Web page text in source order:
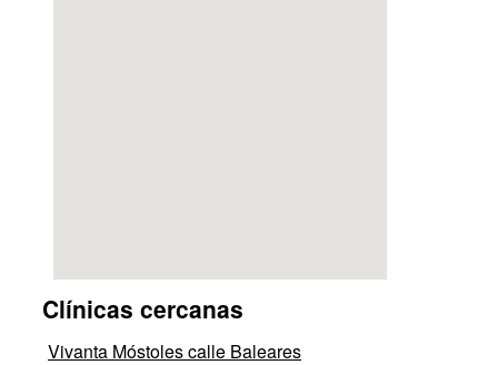
Clínicas cercanas
Vivanta Móstoles calle Baleares